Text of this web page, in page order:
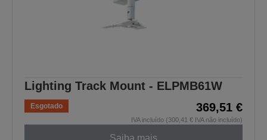
Lighting Track Mount - ELPMB61W
Esgotado 369,51 €
IVA incluído (300,41 € IVA não incluído)
Saiba mais